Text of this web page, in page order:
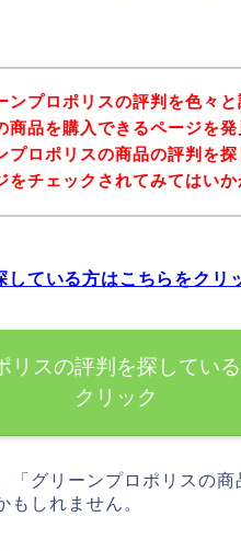
ンプロポリスの評判を色々と
商品を購入できるページを
プロポリスの商品の評判を探
をチェックされてみてはいか
ている方はこちらをクリ
リスの評判を探してい
クリック
「グリーンプロポリスの
もしれません。